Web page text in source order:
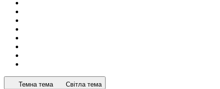
Темна тема Світла тема